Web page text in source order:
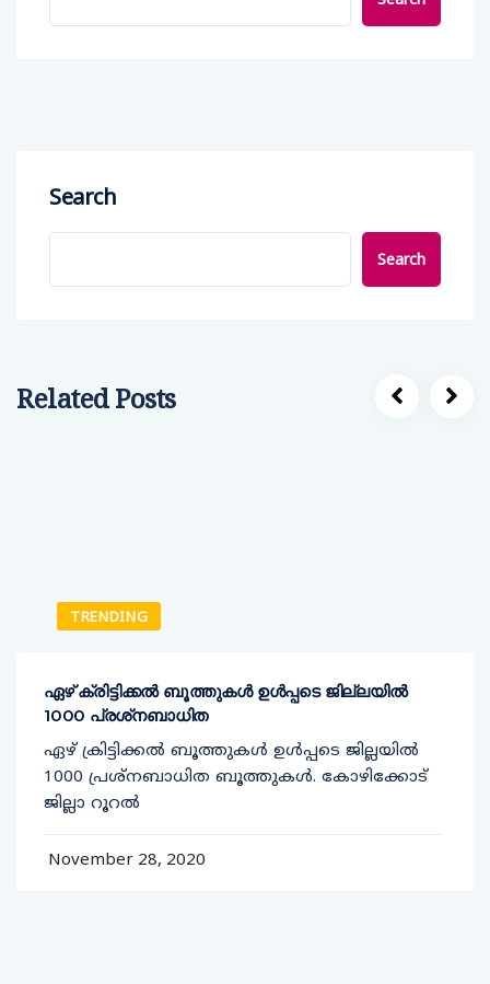
Search
Search
Related Posts
TRENDING
ഏഴ് ക്രിട്ടിക്കല്‍ ബൂത്തുകള്‍ ഉള്‍പ്പടെ ജില്ലയില്‍
1000 പ്രശ്‌നബാധിത
ഏഴ് ക്രിട്ടിക്കല്‍ ബൂത്തുകള്‍ ഉള്‍പ്പടെ ജില്ലയില്‍
1000 പ്രശ്‌നബാധിത ബൂത്തുകള്‍. കോഴിക്കോട്
ജില്ലാ റൂറല്‍
November 28, 2020